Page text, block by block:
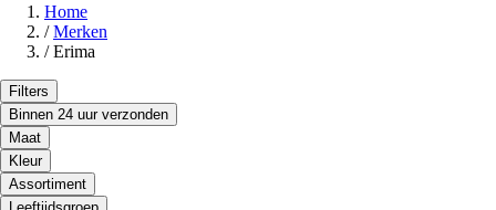
Home
/ Merken
/ Erima
Filters
Binnen 24 uur verzonden
Maat
Kleur
Assortiment